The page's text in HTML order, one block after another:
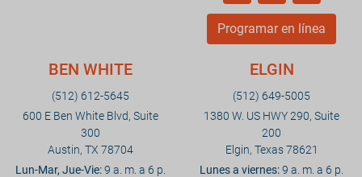
Programar en línea
BEN WHITE
(512) 612-5645
600 E Ben White Blvd, Suite
300
Austin, TX 78704
Lun-Mar, Jue-Vie:9 a. m. a 6 p.
ELGIN
(512) 649-5005
1380 W. US HWY 290, Suite
200
Elgin, Texas 78621
Lunes a viernes:9 a. m. a 6 p.